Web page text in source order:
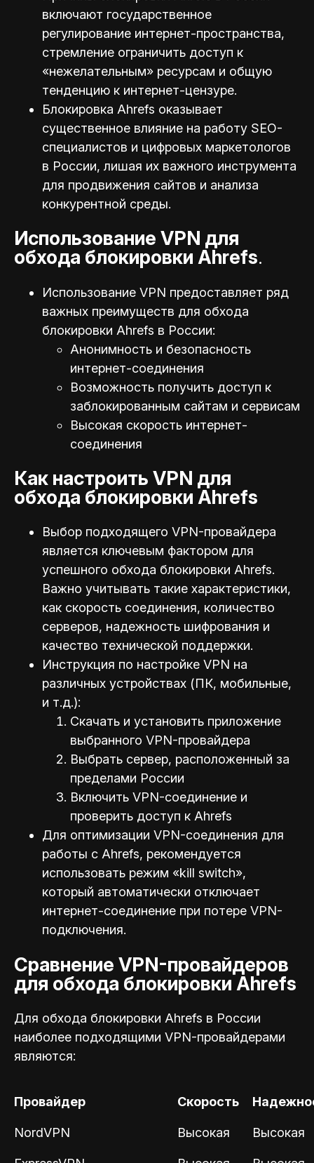
включают государственное
регулирование интернет-пространства,
стремление ограничить доступ к
«нежелательным» ресурсам и общую
тенденцию к интернет-цензуре.
Блокировка Ahrefs оказывает
существенное влияние на работу SEO-
специалистов и цифровых маркетологов
в России, лишая их важного инструмента
для продвижения сайтов и анализа
конкурентной среды.
Использование VPN для
обхода блокировки Ahrefs.
Использование VPN предоставляет ряд
важных преимуществ для обхода
блокировки Ahrefs в России:
Анонимность и безопасность
интернет-соединения
Возможность получить доступ к
заблокированным сайтам и сервисам
Высокая скорость интернет-
соединения
Как настроить VPN для
обхода блокировки Ahrefs
Выбор подходящего VPN-провайдера
является ключевым фактором для
успешного обхода блокировки Ahrefs.
Важно учитывать такие характеристики,
как скорость соединения, количество
серверов, надежность шифрования и
качество технической поддержки.
Инструкция по настройке VPN на
различных устройствах (ПК, мобильные,
и т.д.):
Скачать и установить приложение
выбранного VPN-провайдера
Выбрать сервер, расположенный за
пределами России
Включить VPN-соединение и
проверить доступ к Ahrefs
Для оптимизации VPN-соединения для
работы с Ahrefs, рекомендуется
использовать режим «kill switch»,
который автоматически отключает
интернет-соединение при потере VPN-
подключения.
Сравнение VPN-провайдеров
для обхода блокировки Ahrefs
Для обхода блокировки Ahrefs в России
наиболее подходящими VPN-провайдерами
являются:
Провайдер Скорость
NordVPN Высокая Высокая